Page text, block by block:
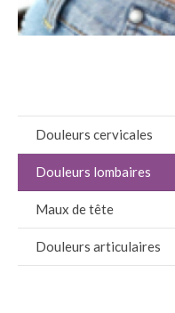
Douleurs cervicales
Douleurs lombaires
Maux de tête
Douleurs articulaires